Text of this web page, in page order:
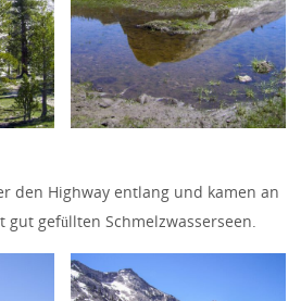
den Highway entlang und kamen an
gefüllten Schmelzwasserseen.